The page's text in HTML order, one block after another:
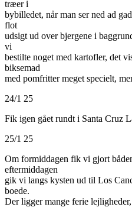
træer i
bybilledet, når man ser ned ad
flot
udsigt ud over bjergene i
vi
bestilte noget med kartofler, det
biksemad
med pomfritter meget specielt,
24/1 25
Fik igen gået rundt i Santa Cruz
25/1 25
Om formiddagen fik vi gjort
eftermiddagen
gik vi langs kysten ud til Los
boede.
Der ligger mange ferie